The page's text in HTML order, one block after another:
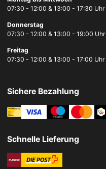
07:30 - 12:00 & 13:00 - 17:30 Uhr
Donnerstag
07:30 - 12:00 & 13:00 - 19:00 Uhr
Freitag
07:30 - 12:00 & 13:00 - 17:00 Uhr
Sichere Bezahlung
Schnelle Lieferung